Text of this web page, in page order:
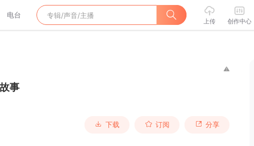
电台
上传 创作中心
事
下载 订阅 分享